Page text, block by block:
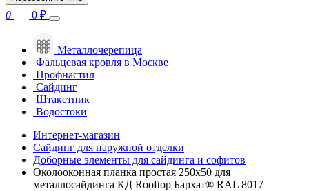
0 0 ₽
Металлочерепица
Фальцевая кровля в Москве
Профнастил
Сайдинг
Штакетник
Водостоки
Интернет-магазин
Сайдинг для наружной отделки
Доборные элементы для сайдинга и софитов
Околооконная планка простая 250х50 для
металлосайдинга КД Rooftop Бархат® RAL 8017